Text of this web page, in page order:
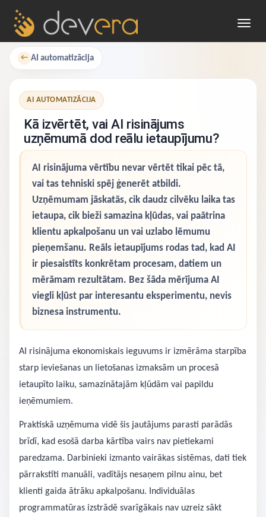
← AI automatizācija
AI AUTOMATIZĀCIJA
Kā izvērtēt, vai AI risinājums
uzņēmumā dod reālu ietaupījumu?
AI risinājuma vērtību nevar vērtēt tikai pēc tā,
vai tas tehniski spēj ģenerēt atbildi.
Uzņēmumam jāskatās, cik daudz cilvēku laika tas
ietaupa, cik bieži samazina kļūdas, vai paātrina
klientu apkalpošanu un vai uzlabo lēmumu
pieņemšanu. Reāls ietaupījums rodas tad, kad AI
ir piesaistīts konkrētam procesam, datiem un
mērāmam rezultātam. Bez šāda mērījuma AI
viegli kļūst par interesantu eksperimentu, nevis
biznesa instrumentu.
AI risinājuma ekonomiskais ieguvums ir izmērāma starpība
starp ieviešanas un lietošanas izmaksām un procesā
ietaupīto laiku, samazinātajām kļūdām vai papildu
ieņēmumiem.
Praktiskā uzņēmuma vidē šis jautājums parasti parādās
brīdī, kad esošā darba kārtība vairs nav pietiekami
paredzama. Darbinieki izmanto vairākas sistēmas, dati tiek
pārrakstīti manuāli, vadītājs nesaņem pilnu ainu, bet
klienti gaida ātrāku apkalpošanu. Individuālas
programmatūras izstrādē svarīgākais nav uzreiz sākt